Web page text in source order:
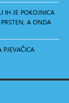
IH JE POKOJNICA
A ONDA
PJEVAČICA